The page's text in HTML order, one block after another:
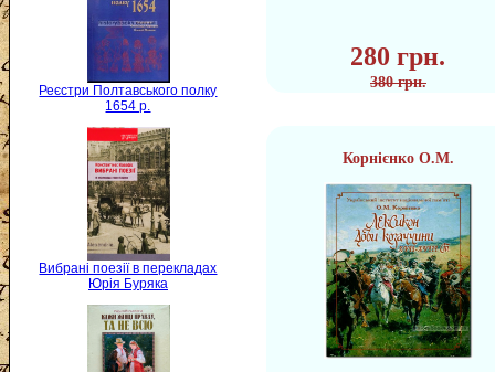
Реєстри Полтавського полку
1654 р.
Вибрані поезії в перекладах
Юрія Буряка
280 грн.
380 грн.
Корнієнко О.М.